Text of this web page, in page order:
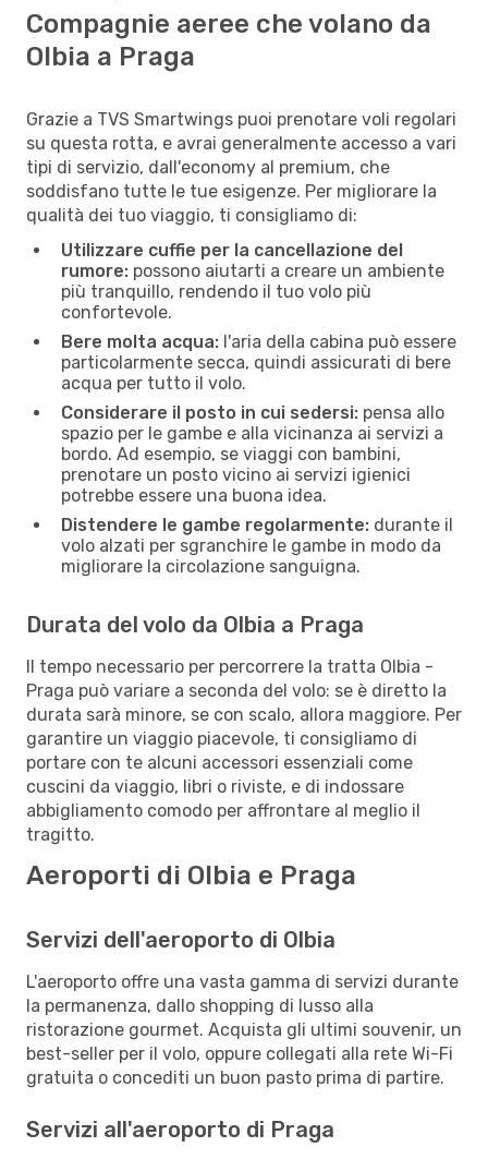
Compagnie aeree che volano da
Olbia a Praga
Grazie a TVS Smartwings puoi prenotare voli regolari
su questa rotta, e avrai generalmente accesso a vari
tipi di servizio, dall'economy al premium, che
soddisfano tutte le tue esigenze. Per migliorare la
qualità dei tuo viaggio, ti consigliamo di:
Utilizzare cuffie per la cancellazione del
rumore: possono aiutarti a creare un ambiente
più tranquillo, rendendo il tuo volo più
confortevole.
Bere molta acqua: l'aria della cabina può essere
particolarmente secca, quindi assicurati di bere
acqua per tutto il volo.
Considerare il posto in cui sedersi: pensa allo
spazio per le gambe e alla vicinanza ai servizi a
bordo. Ad esempio, se viaggi con bambini,
prenotare un posto vicino ai servizi igienici
potrebbe essere una buona idea.
Distendere le gambe regolarmente: durante il
volo alzati per sgranchire le gambe in modo da
migliorare la circolazione sanguigna.
Durata del volo da Olbia a Praga
Il tempo necessario per percorrere la tratta Olbia -
Praga può variare a seconda del volo: se è diretto la
durata sarà minore, se con scalo, allora maggiore. Per
garantire un viaggio piacevole, ti consigliamo di
portare con te alcuni accessori essenziali come
cuscini da viaggio, libri o riviste, e di indossare
abbigliamento comodo per affrontare al meglio il
tragitto.
Aeroporti di Olbia e Praga
Servizi dell'aeroporto di Olbia
L'aeroporto offre una vasta gamma di servizi durante
la permanenza, dallo shopping di lusso alla
ristorazione gourmet. Acquista gli ultimi souvenir, un
best-seller per il volo, oppure collegati alla rete Wi-Fi
gratuita o concediti un buon pasto prima di partire.
Servizi all'aeroporto di Praga